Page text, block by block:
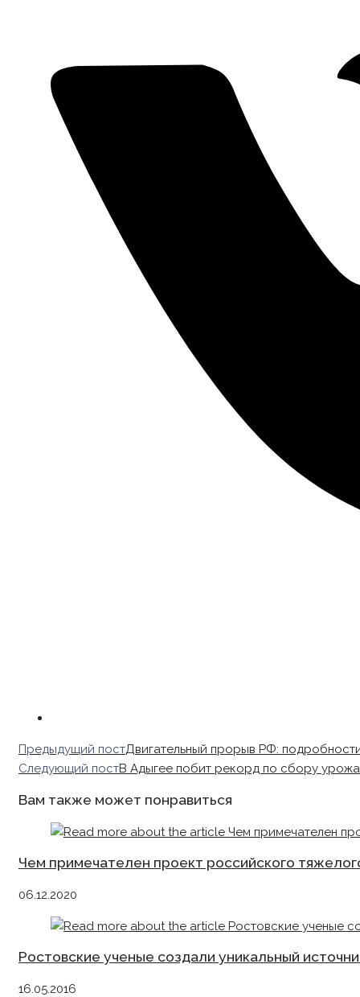
Read
more
Предыдущий постДвигательный прорыв РФ:
Следующий постВ Адыгее побит рекорд по сбору
Вам также может понравиться
Чем примечателен проект российского
06.12.2020
Ростовские ученые создали уникальный
16.05.2016